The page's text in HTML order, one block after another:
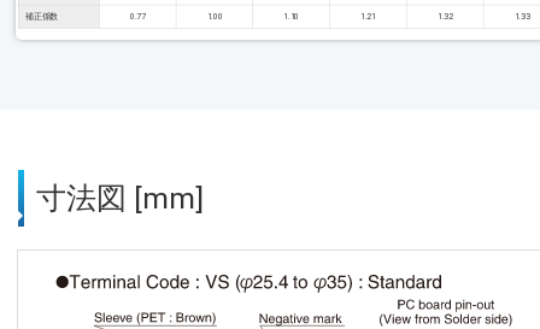
補正係数 0.77 1.00 1.10 1.21 1.32 1.33
寸法図 [mm]